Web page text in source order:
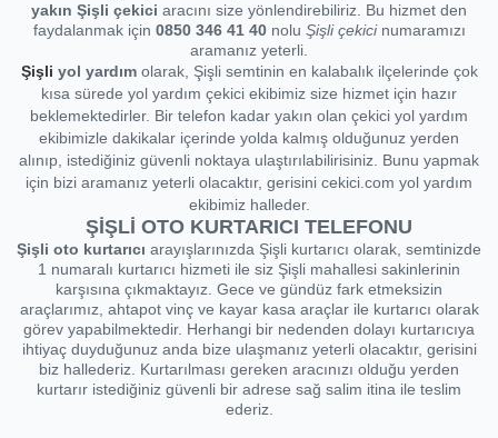
yakın Şişli çekici aracını size yönlendirebiliriz. Bu hizmet den
faydalanmak için 0850 346 41 40nolu Şişli çekici numaramızı
aramanız yeterli.
Şişli yol yardım olarak, Şişli semtinin en kalabalık ilçelerinde çok
kısa sürede yol yardım çekici ekibimiz size hizmet için hazır
beklemektedirler. Bir telefon kadar yakın olan çekici yol yardım
ekibimizle dakikalar içerinde yolda kalmış olduğunuz yerden
alınıp, istediğiniz güvenli noktaya ulaştırılabilirisiniz. Bunu yapmak
için bizi aramanız yeterli olacaktır, gerisini cekici.com yol yardım
ekibimiz halleder.
ŞİŞLİ OTO KURTARICI TELEFONU
Şişli oto kurtarıcı arayışlarınızda Şişli kurtarıcı olarak, semtinizde
1 numaralı kurtarıcı hizmeti ile siz Şişli mahallesi sakinlerinin
karşısına çıkmaktayız. Gece ve gündüz fark etmeksizin
araçlarımız, ahtapot vinç ve kayar kasa araçlar ile kurtarıcı olarak
görev yapabilmektedir. Herhangi bir nedenden dolayı kurtarıcıya
ihtiyaç duyduğunuz anda bize ulaşmanız yeterli olacaktır, gerisini
biz hallederiz. Kurtarılması gereken aracınızı olduğu yerden
kurtarır istediğiniz güvenli bir adrese sağ salim itina ile teslim
ederiz.